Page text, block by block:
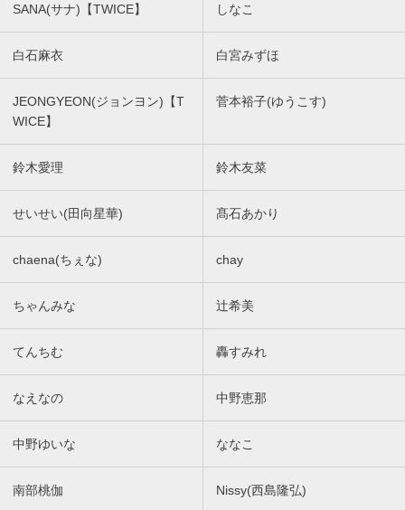
SANA(サナ)【TWICE】 しなこ
白石麻衣 白宮みずほ
JEONGYEON(ジョンヨン)【T
WICE】
菅本裕子(ゆうこす)
鈴木愛理 鈴木友菜
せいせい(田向星華) 髙石あかり
chaena(ちぇな) chay
ちゃんみな 辻希美
てんちむ 轟すみれ
なえなの 中野恵那
中野ゆいな ななこ
南部桃伽 Nissy(西島隆弘)